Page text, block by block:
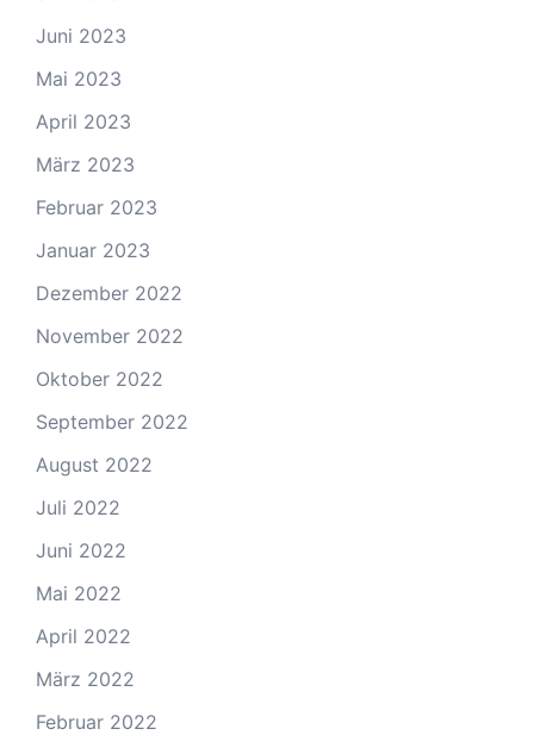
Juni 2023
Mai 2023
April 2023
März 2023
Februar 2023
Januar 2023
Dezember 2022
November 2022
Oktober 2022
September 2022
August 2022
Juli 2022
Juni 2022
Mai 2022
April 2022
März 2022
Februar 2022